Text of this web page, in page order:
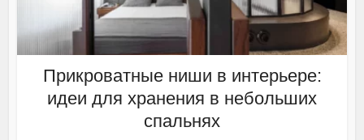
Прикроватные ниши в интерьере:
идеи для хранения в небольших
спальнях